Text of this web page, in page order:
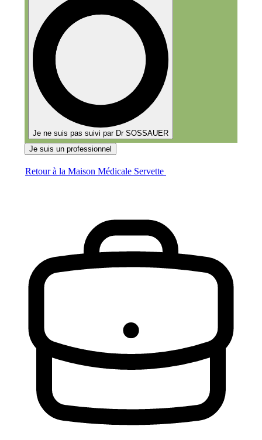
Je ne suis pas suivi par Dr SOSSAUER
Je suis un professionnel
Retour à la Maison Médicale Servette